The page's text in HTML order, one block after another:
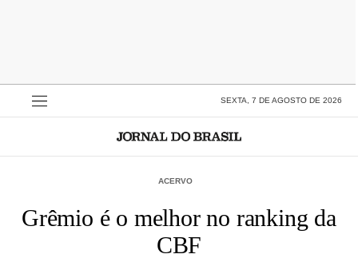
SEXTA, 7 DE AGOSTO DE 2026
ACERVO
Grêmio é o melhor no ranking da
CBF